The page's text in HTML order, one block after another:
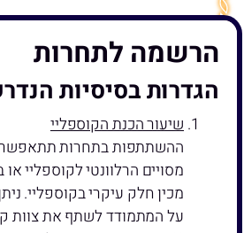
הרשמה לתחרות
הגדרות בסיסיות
שיעור הכנת הקוספליי
ההשתתפות בתחרות תתאפשר
מסויים הרלוונטי לקוספליי
מכין חלק עיקרי בקוספליי.
על המתמודד לשתף את צוות